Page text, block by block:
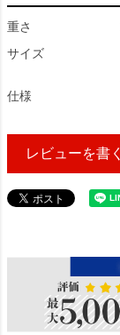
重さ
サイズ
仕様
レビューを書く